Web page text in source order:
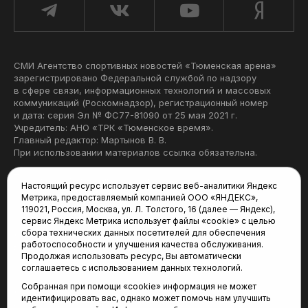
СМИ Агентство спортивных новостей «Тюменская арена»
зарегистрировано Федеральной службой по надзору
в сфере связи, информационных технологий и массовых
коммуникаций (Роскомнадзор), регистрационный номер
и дата: серия Эл № ФС77-81090 от 25 мая 2021 г.
Учредитель: АНО «ТРК «Тюменское время».
Главный редактор: Мартынов В. В.
При использовании материалов ссылка обязательна.
Редакция:
625035, Тюмень, пр. Геологоразведчиков, 28А
(3452) 68-22-28
tum-arena@mail.ru
Отдел продаж:
(3452) 68-89-78
kotovaev@sibinformburo.ru
Настоящий ресурс использует сервис веб-аналитики Яндекс
Метрика, предоставляемый компанией ООО «ЯНДЕКС»,
119021, Россия, Москва, ул. Л. Толстого, 16 (далее — Яндекс),
сервис Яндекс Метрика использует файлы «cookie» с целью
сбора технических данных посетителей для обеспечения
работоспособности и улучшения качества обслуживания.
Продолжая использовать ресурс, Вы автоматически
соглашаетесь с использованием данных технологий.
Собранная при помощи «cookie» информация не может
идентифицировать вас, однако может помочь нам улучшить